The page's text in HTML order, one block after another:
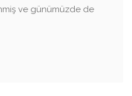
ve günümüzde de